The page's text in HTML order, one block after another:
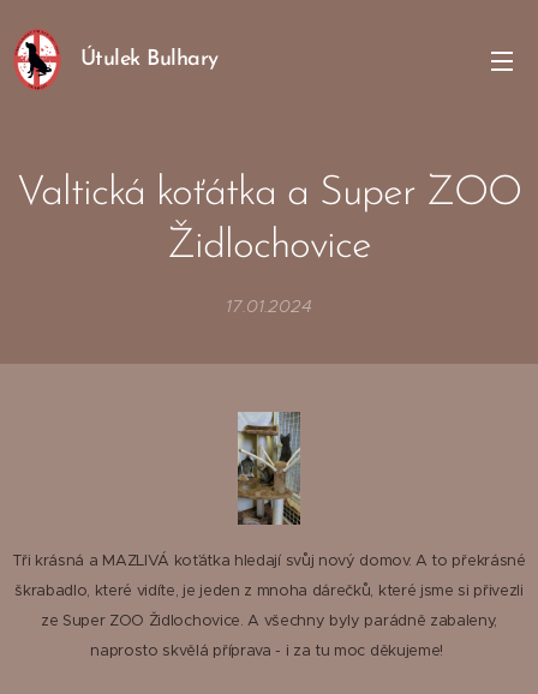
Útulek Bulhary
Valtická koťátka a Super ZOO
Židlochovice
17.01.2024
Tři krásná a MAZLIVÁ koťátka hledají svůj nový domov. A to překrásné
škrabadlo, které vidíte, je jeden z mnoha dárečků, které jsme si přivezli
ze Super ZOO Židlochovice. A všechny byly parádně zabaleny,
naprosto skvělá příprava - i za tu moc děkujeme!